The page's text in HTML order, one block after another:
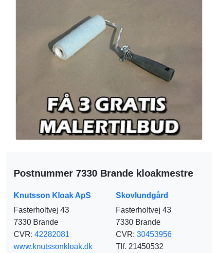
Postnummer 7330 Brande kloakmestre
Knutsson Kloak ApS
Fasterholtvej 43
7330 Brande
CVR: 42282081
www.knutssonkloak.dk
Skovlundgård
Fasterholtvej 43
7330 Brande
CVR: 30453956
Tlf. 21450532